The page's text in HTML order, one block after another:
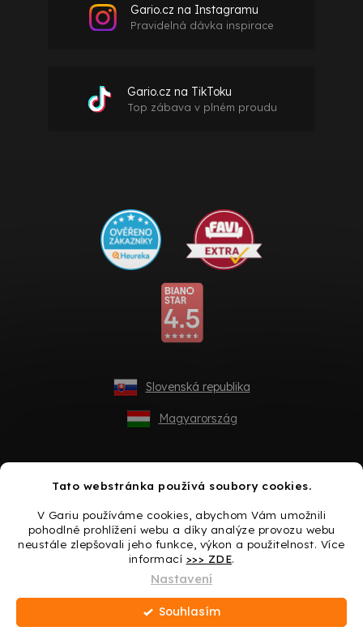
Tato webstránka používá soubory cookies.
V Gariu používáme cookies, abychom Vám umožnili
pohodlné prohlížení webu a díky analýze provozu webu
neustále zlepšovali jeho funkce, výkon a použitelnost. Více
informací >>> ZDE.
Nastavení
Souhlasím
Gario.cz na Instagramu
Pravidelná dávka inspirace
Gario.cz na TikToku
Top zábava v plném proudu
Slovenská republika
Magyarország
Vytvořil Shoptet
Copyright 2026Gario.cz. Všechna práva vyhrazena.Upravit